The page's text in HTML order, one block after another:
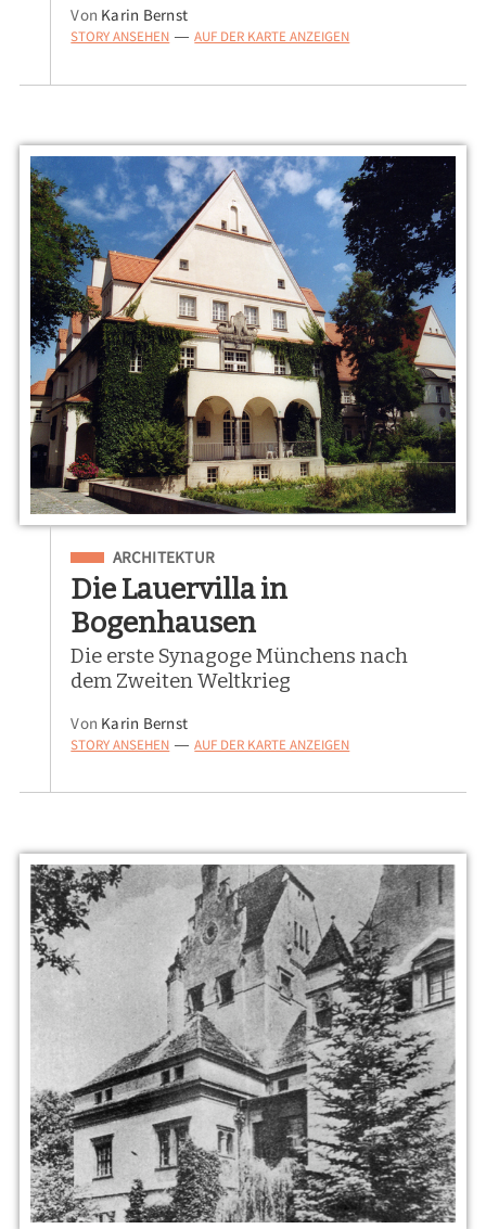
Von Karin Bernst
STORY ANSEHEN — AUF DER KARTE ANZEIGEN
Eingeordnet unter
ARCHITEKTUR
Die Lauervilla in
Bogenhausen
Die erste Synagoge Münchens nach
dem Zweiten Weltkrieg
Von Karin Bernst
STORY ANSEHEN — AUF DER KARTE ANZEIGEN